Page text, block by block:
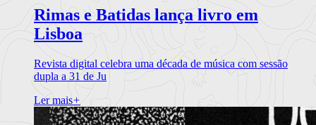
Rimas e Batidas lança livro em
Lisboa
Revista digital celebra uma década de música com sessão
dupla a 31 de Ju
Ler mais+